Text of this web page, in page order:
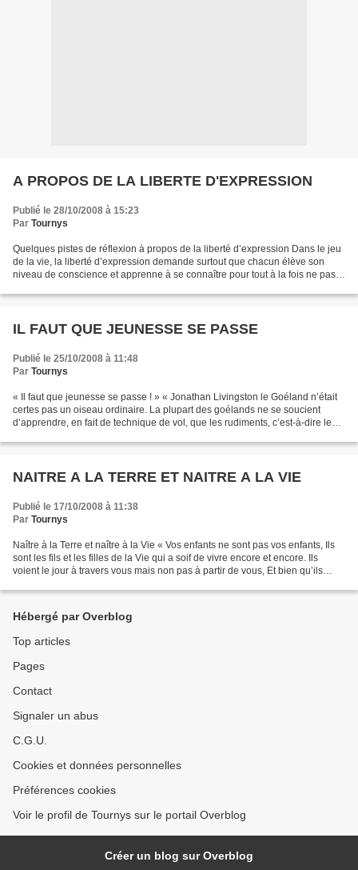
A PROPOS DE LA LIBERTE D'EXPRESSION
Publié le 28/10/2008 à 15:23
Par Tournys
Quelques pistes de réflexion à propos de la liberté d’expression Dans le jeu
de la vie, la liberté d’expression demande surtout que chacun élève son
niveau de conscience et apprenne à se connaître pour tout à la fois ne pas
IL FAUT QUE JEUNESSE SE PASSE
Publié le 25/10/2008 à 11:48
Par Tournys
« Il faut que jeunesse se passe ! » « Jonathan Livingston le Goéland n’était
certes pas un oiseau ordinaire. La plupart des goélands ne se soucient
d’apprendre, en fait de technique de vol, que les rudiments, c’est-à-dire le
NAITRE A LA TERRE ET NAITRE A LA VIE
Publié le 17/10/2008 à 11:38
Par Tournys
Naître à la Terre et naître à la Vie « Vos enfants ne sont pas vos enfants, Ils
sont les fils et les filles de la Vie qui a soif de vivre encore et encore. Ils
voient le jour à travers vous mais non pas à partir de vous, Et bien qu’ils
Hébergé par Overblog
Top articles
Pages
Contact
Signaler un abus
C.G.U.
Cookies et données personnelles
Préférences cookies
Voir le profil de Tournys sur le portail Overblog
Créer un blog sur Overblog